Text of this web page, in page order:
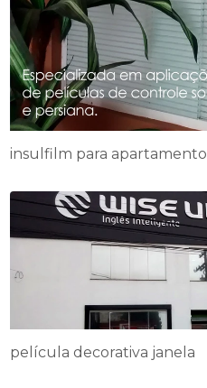
insulfilm para apartamento
película decorativa janela